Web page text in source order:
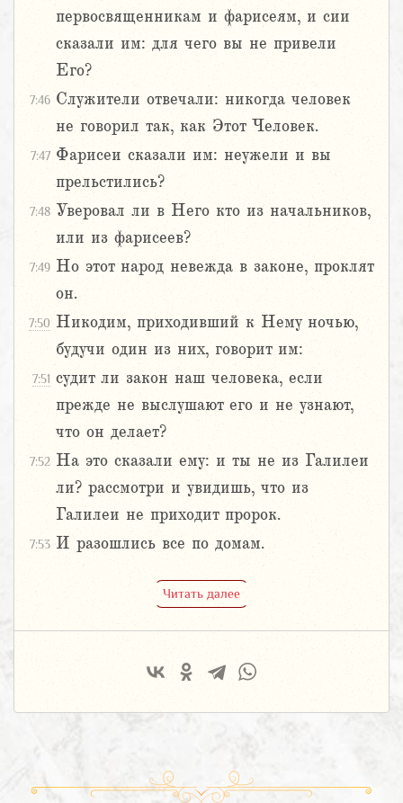
первосвященникам и фарисеям, и сии
сказали им: для чего вы не привели
Его?
7:46 Служители отвечали: никогда человек
не говорил так, как Этот Человек.
7:47 Фарисеи сказали им: неужели и вы
прельстились?
7:48 Уверовал ли в Него кто из начальников,
или из фарисеев?
7:49 Но этот народ невежда в законе, проклят
он.
7:50 Никодим, приходивший к Нему ночью,
будучи один из них, говорит им:
7:51 судит ли закон наш человека, если
прежде не выслушают его и не узнают,
что он делает?
7:52 На это сказали ему: и ты не из Галилеи
ли? рассмотри и увидишь, что из
Галилеи не приходит пророк.
7:53 И разошлись все по домам.
Читать далее